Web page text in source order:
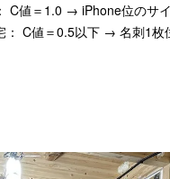
C値＝1.0 → iPhone位のサ
： C値＝0.5以下 → 名刺1枚